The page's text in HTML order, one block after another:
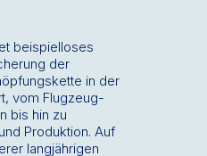
beispielloses
der
in der
vom Flugzeug-
bis hin zu
Produktion. Auf
langjährigen